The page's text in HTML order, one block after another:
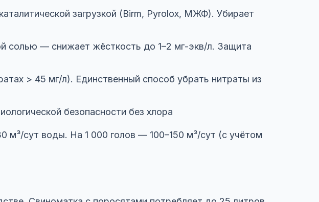
загрузкой (Birm, Pyrolox, МЖФ). Убирает
солью — снижает жёсткость до 1–2 мг-экв/л. Защита
> 45 мг/л). Единственный способ убрать нитраты из
безопасности без хлора
м³/сут воды. На 1 000 голов — 100–150 м³/сут (с учётом